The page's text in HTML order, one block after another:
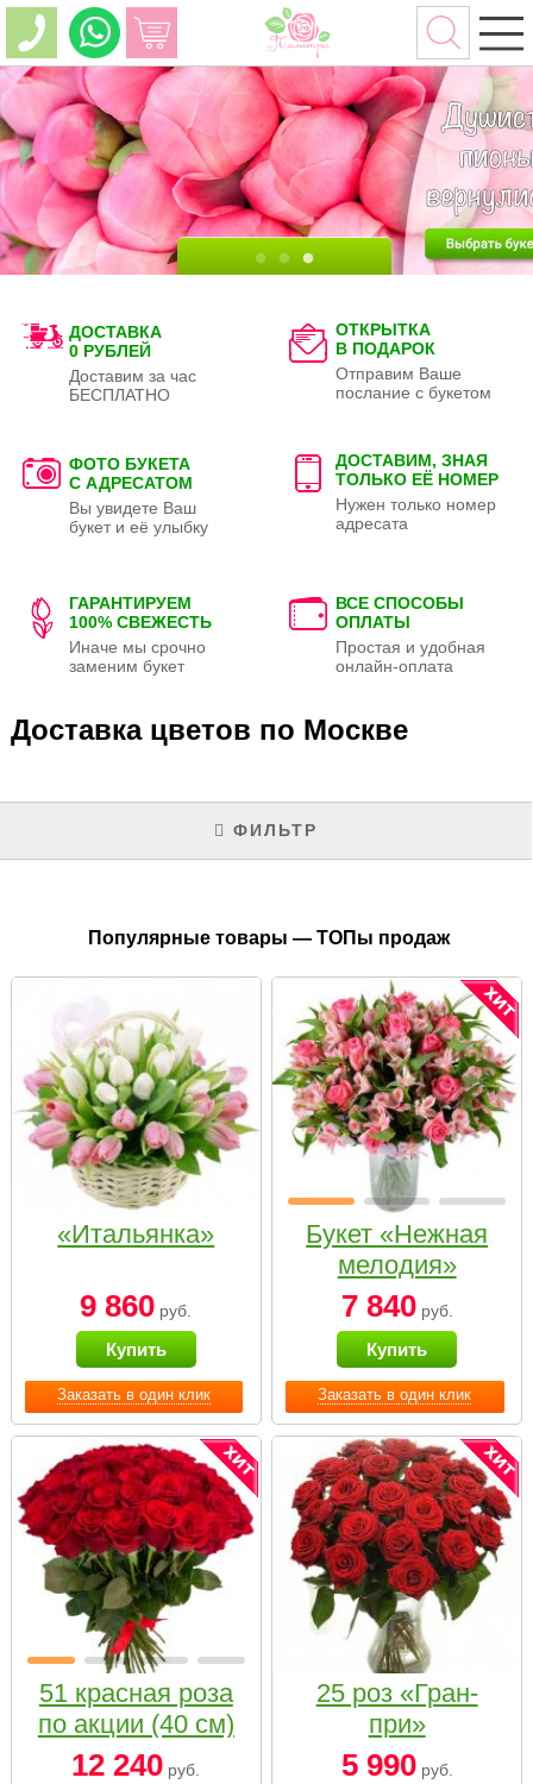
ДОСТАВКА
0 РУБЛЕЙ
Доставим за час
БЕСПЛАТНО
ОТКРЫТКА
В ПОДАРОК
Отправим Ваше
послание с букетом
ФОТО БУКЕТА
С АДРЕСАТОМ
Вы увидете Ваш
букет и её улыбку
ДОСТАВИМ, ЗНАЯ
ТОЛЬКО ЕЁ НОМЕР
Нужен только номер
адресата
ГАРАНТИРУЕМ
100% СВЕЖЕСТЬ
Иначе мы срочно
заменим букет
ВСЕ СПОСОБЫ
ОПЛАТЫ
Простая и удобная
онлайн-оплата
Доставка цветов по Москве
ФИЛЬТР
Популярные товары — ТОПы продаж
Заказать в один клик
«Итальянка»
9 860 руб.
Купить
Заказать в один клик
Букет «Нежная
мелодия»
7 840руб.
Купить
51 красная роза
по акции (40 см)
12 240 руб.
25 роз «Гран-
при»
5 990руб.